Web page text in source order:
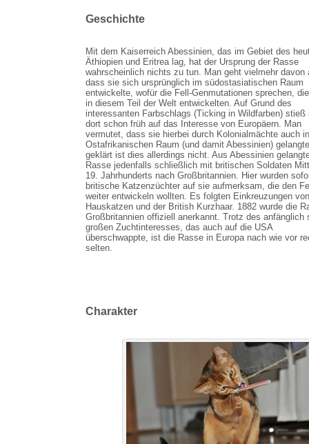
Geschichte
Mit dem Kaiserreich Abessinien, das im Gebiet des
Äthiopien und Eritrea lag, hat der Ursprung der Rasse
wahrscheinlich nichts zu tun. Man geht vielmehr davon
dass sie sich ursprünglich im südostasiatischen Raum
entwickelte, wofür die Fell-Genmutationen sprechen,
in diesem Teil der Welt entwickelten. Auf Grund des
interessanten Farbschlags (Ticking in Wildfarben) stieß
dort schon früh auf das Interesse von Europäern. Man
vermutet, dass sie hierbei durch Kolonialmächte auch
Ostafrikanischen Raum (und damit Abessinien)
geklärt ist dies allerdings nicht. Aus Abessinien
Rasse jedenfalls schließlich mit britischen Soldaten
19. Jahrhunderts nach Großbritannien. Hier wurden
britische Katzenzüchter auf sie aufmerksam, die den
weiter entwickeln wollten. Es folgten Einkreuzungen von
Hauskatzen und der British Kurzhaar. 1882 wurde die
Großbritannien offiziell anerkannt. Trotz des anfänglich
großen Zuchtinteresses, das auch auf die USA
überschwappte, ist die Rasse in Europa nach wie vor
selten.
Charakter